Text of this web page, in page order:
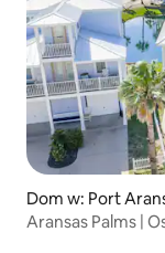
Dom w: Port
Aransas Palms |